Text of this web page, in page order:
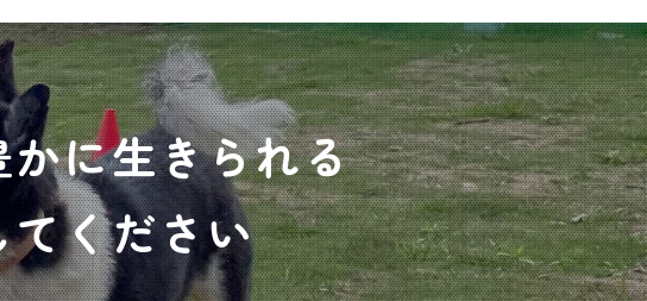
に生きられる
ください